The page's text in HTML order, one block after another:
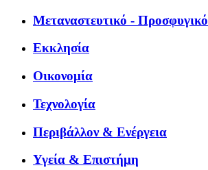
Μεταναστευτικό - Προσφυγικό
Εκκλησία
Οικονομία
Τεχνολογία
Περιβάλλον & Ενέργεια
Υγεία & Επιστήμη